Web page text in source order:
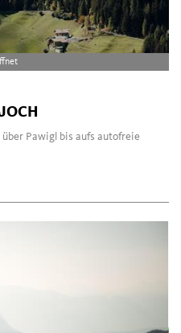
über Pawigl bis aufs autofreie